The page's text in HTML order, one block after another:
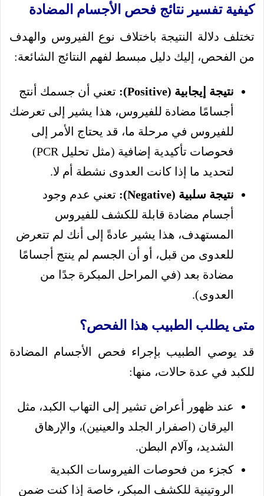
كيفية تفسير نتائج فحص الأجسام المضادة
تختلف دلالة النتيجة باختلاف نوع الفيروس والهدف
من الفحص، إليك دليل مبسط لفهم النتائج الشائعة:
نتيجة إيجابية (Positive):
تعني أن جسمك أنتج
أجسامًا مضادة للفيروس، هذا يشير إلى تعرضك
للفيروس في مرحلة ما، قد يحتاج الأمر إلى
فحوصات تأكيدية إضافية (مثل تحليل PCR)
لتحديد ما إذا كانت العدوى نشطة أم لا.
نتيجة سلبية (Negative):
تعني عدم وجود
أجسام مضادة قابلة للكشف للفيروس
المستهدف، هذا يشير عادةً إلى أنك لم تتعرض
للعدوى من قبل، أو أن الجسم لم ينتج أجسامًا
مضادة بعد (في المراحل المبكرة جدًا من
العدوى).
متى يطلب الطبيب هذا الفحص؟
قد يوصي الطبيب بإجراء فحص الأجسام المضادة
للكبد في عدة حالات، منها:
عند ظهور أعراض تشير إلى التهاب الكبد، مثل
اليرقان (اصفرار الجلد والعينين)، والإرهاق
الشديد، وآلام البطن.
كجزء من فحوصات الفيروسات الكبدية
الروتينية للكشف المبكر، خاصة إذا كنت ضمن